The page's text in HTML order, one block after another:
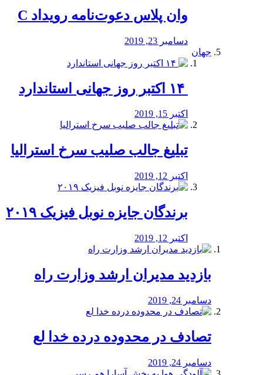
وان پلاس دعوت‌نامه رویداد C
دسامبر 23, 2019
جهان
اکتبر 15, 2019
تبلیغ جالب صلیب سرخ استرالیا
اکتبر 12, 2019
برندگان جایزه نوبل فیزیک ۲۰۱۹
اکتبر 12, 2019
بازدید مدیران ارشد وزارت راه
دسامبر 24, 2019
تصادف در محدوده درده خدا لع
دسامبر 24, 2019